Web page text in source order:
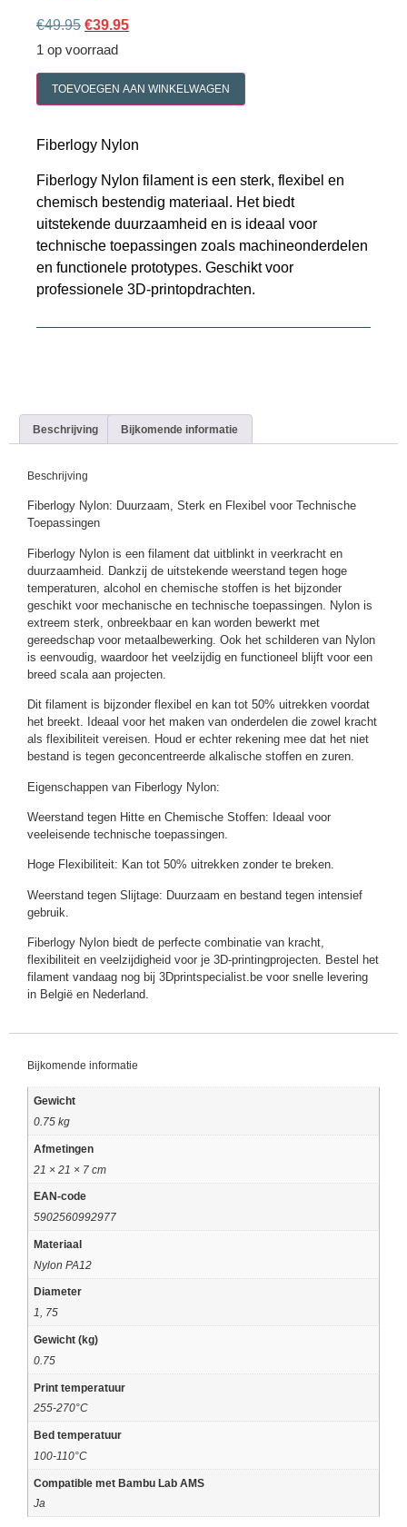
€49.95 €39.95
1 op voorraad
TOEVOEGEN AAN WINKELWAGEN
Fiberlogy Nylon
Fiberlogy Nylon filament is een sterk, flexibel en
chemisch bestendig materiaal. Het biedt
uitstekende duurzaamheid en is ideaal voor
technische toepassingen zoals machineonderdelen
en functionele prototypes. Geschikt voor
professionele 3D-printopdrachten.
Beschrijving Bijkomende informatie
Beschrijving
Fiberlogy Nylon: Duurzaam, Sterk en Flexibel voor Technische
Toepassingen
Fiberlogy Nylon is een filament dat uitblinkt in veerkracht en
duurzaamheid. Dankzij de uitstekende weerstand tegen hoge
temperaturen, alcohol en chemische stoffen is het bijzonder
geschikt voor mechanische en technische toepassingen. Nylon is
extreem sterk, onbreekbaar en kan worden bewerkt met
gereedschap voor metaalbewerking. Ook het schilderen van Nylon
is eenvoudig, waardoor het veelzijdig en functioneel blijft voor een
breed scala aan projecten.
Dit filament is bijzonder flexibel en kan tot 50% uitrekken voordat
het breekt. Ideaal voor het maken van onderdelen die zowel kracht
als flexibiliteit vereisen. Houd er echter rekening mee dat het niet
bestand is tegen geconcentreerde alkalische stoffen en zuren.
Eigenschappen van Fiberlogy Nylon:
Weerstand tegen Hitte en Chemische Stoffen: Ideaal voor
veeleisende technische toepassingen.
Hoge Flexibiliteit: Kan tot 50% uitrekken zonder te breken.
Weerstand tegen Slijtage: Duurzaam en bestand tegen intensief
gebruik.
Fiberlogy Nylon biedt de perfecte combinatie van kracht,
flexibiliteit en veelzijdigheid voor je 3D-printingprojecten. Bestel het
filament vandaag nog bij 3Dprintspecialist.be voor snelle levering
in België en Nederland.
Bijkomende informatie
Gewicht
0.75 kg
Afmetingen
21 × 21 × 7 cm
EAN-code
5902560992977
Materiaal
Nylon PA12
Diameter
1, 75
Gewicht (kg)
0.75
Print temperatuur
255-270°C
Bed temperatuur
100-110°C
Compatible met Bambu Lab AMS
Ja